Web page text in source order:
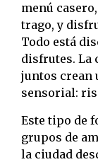
menú
trago, y
Todo está
disfrutes. La
juntos crean
sensorial:
Este tipo de
grupos de
la ciudad